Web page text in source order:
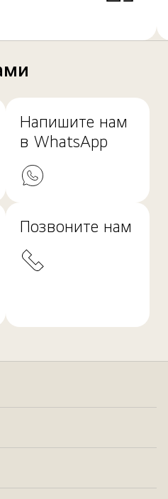
Напишите нам
в WhatsApp
Позвоните нам